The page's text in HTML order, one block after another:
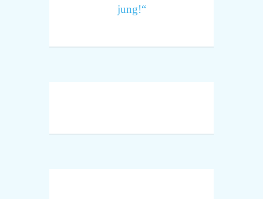
jung!“